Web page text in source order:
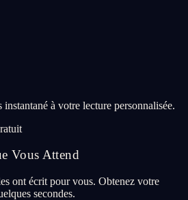
instantané à votre lecture personnalisée.
Vous Attend
ont écrit pour vous. Obtenez votre
secondes.